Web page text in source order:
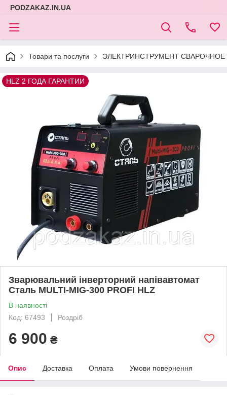
PODZAKAZ.IN.UA
Товари та послуги ЭЛЕКТРИНСТРУМЕНТ
HLZ 2 ГОДА ГАРАНТИИ
Зварювальний інверторний напівавтомат
Сталь MULTI-MIG-300 PROFI HLZ
В наявності
Код: 67493
Роздріб
6 900 ₴
Опис Доставка Оплата Умови повернення